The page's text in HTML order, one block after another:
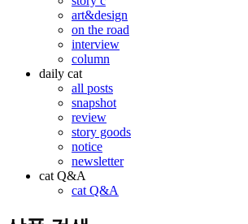
art&design
on the road
interview
column
daily cat
all posts
snapshot
review
story goods
notice
newsletter
cat Q&A
cat Q&A